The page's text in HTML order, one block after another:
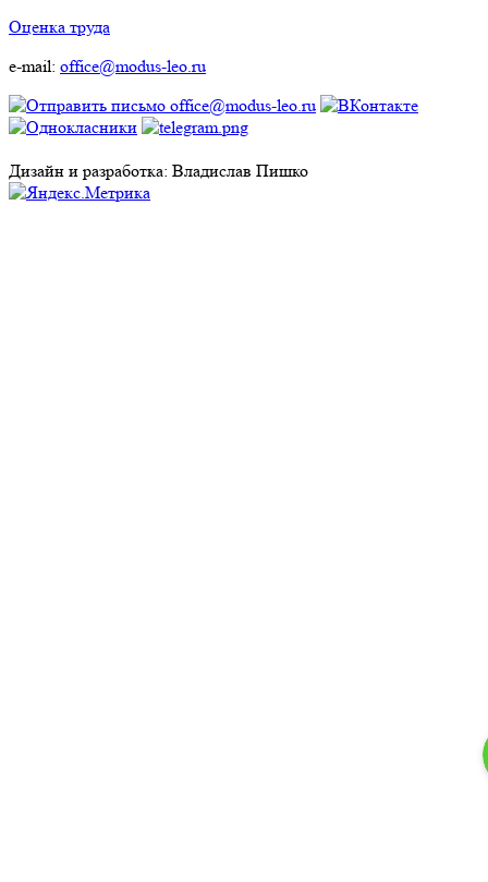
Оценка труда
e-mail: office@modus-leo.ru
Дизайн и разработка: Владислав Пишко